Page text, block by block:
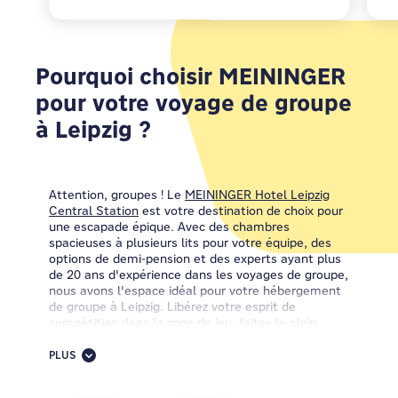
Pourquoi choisir MEININGER
pour votre voyage de groupe
à Leipzig ?
Attention, groupes ! Le MEININGER Hotel Leipzig
Central Station est votre destination de choix pour
une escapade épique. Avec des chambres
spacieuses à plusieurs lits pour votre équipe, des
options de demi-pension et des experts ayant plus
de 20 ans d'expérience dans les voyages de groupe,
nous avons l'espace idéal pour votre hébergement
de groupe à Leipzig. Libérez votre esprit de
compétition dans la zone de jeu, faites le plein
dégustez des cocktails au bar et partez à la
PLUS